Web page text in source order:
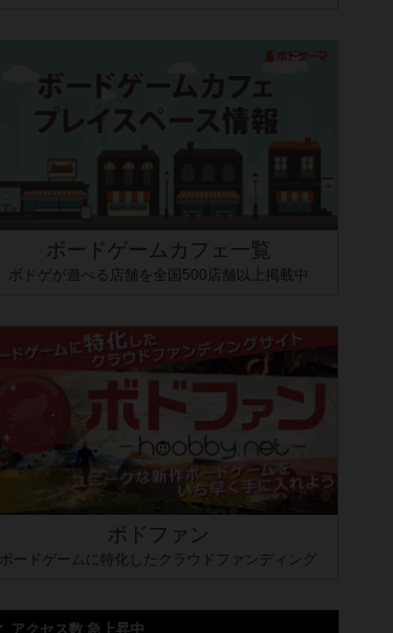
ボードゲームカフェ一覧
ボドゲが遊べる店舗を全国500店舗以上掲載中
ボドファン
ボードゲームに特化したクラウドファンディング
アクセス数 急上昇中